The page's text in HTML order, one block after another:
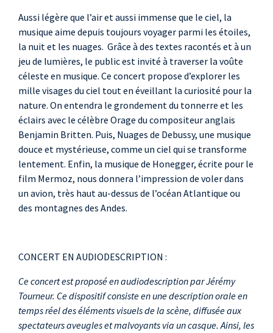
Aussi légère que l’air et aussi immense que le ciel, la
musique aime depuis toujours voyager parmi les étoiles,
la nuit et les nuages. Grâce à des textes racontés et à un
jeu de lumières, le public est invité à traverser la voûte
céleste en musique. Ce concert propose d’explorer les
mille visages du ciel tout en éveillant la curiosité pour la
nature. On entendra le grondement du tonnerre et les
éclairs avec le célèbre Orage du compositeur anglais
Benjamin Britten. Puis, Nuages de Debussy, une musique
douce et mystérieuse, comme un ciel qui se transforme
lentement. Enfin, la musique de Honegger, écrite pour le
film Mermoz, nous donnera l’impression de voler dans
un avion, très haut au-dessus de l’océan Atlantique ou
des montagnes des Andes.
CONCERT EN AUDIODESCRIPTION :
Ce concert est proposé en audiodescription par Jérémy
Tourneur. Ce dispositif consiste en une description orale en
temps réel des éléments visuels de la scène, diffusée aux
spectateurs aveugles et malvoyants via un casque. Ainsi, les